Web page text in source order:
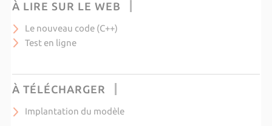
À LIRE SUR LE WEB
Le nouveau code (C++)
Test en ligne
À TÉLÉCHARGER
Implantation du modèle